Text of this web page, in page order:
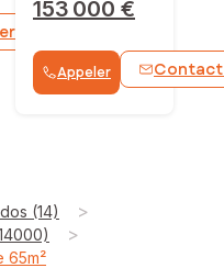
153 000 €
Appeler
(14) >
>
65m²